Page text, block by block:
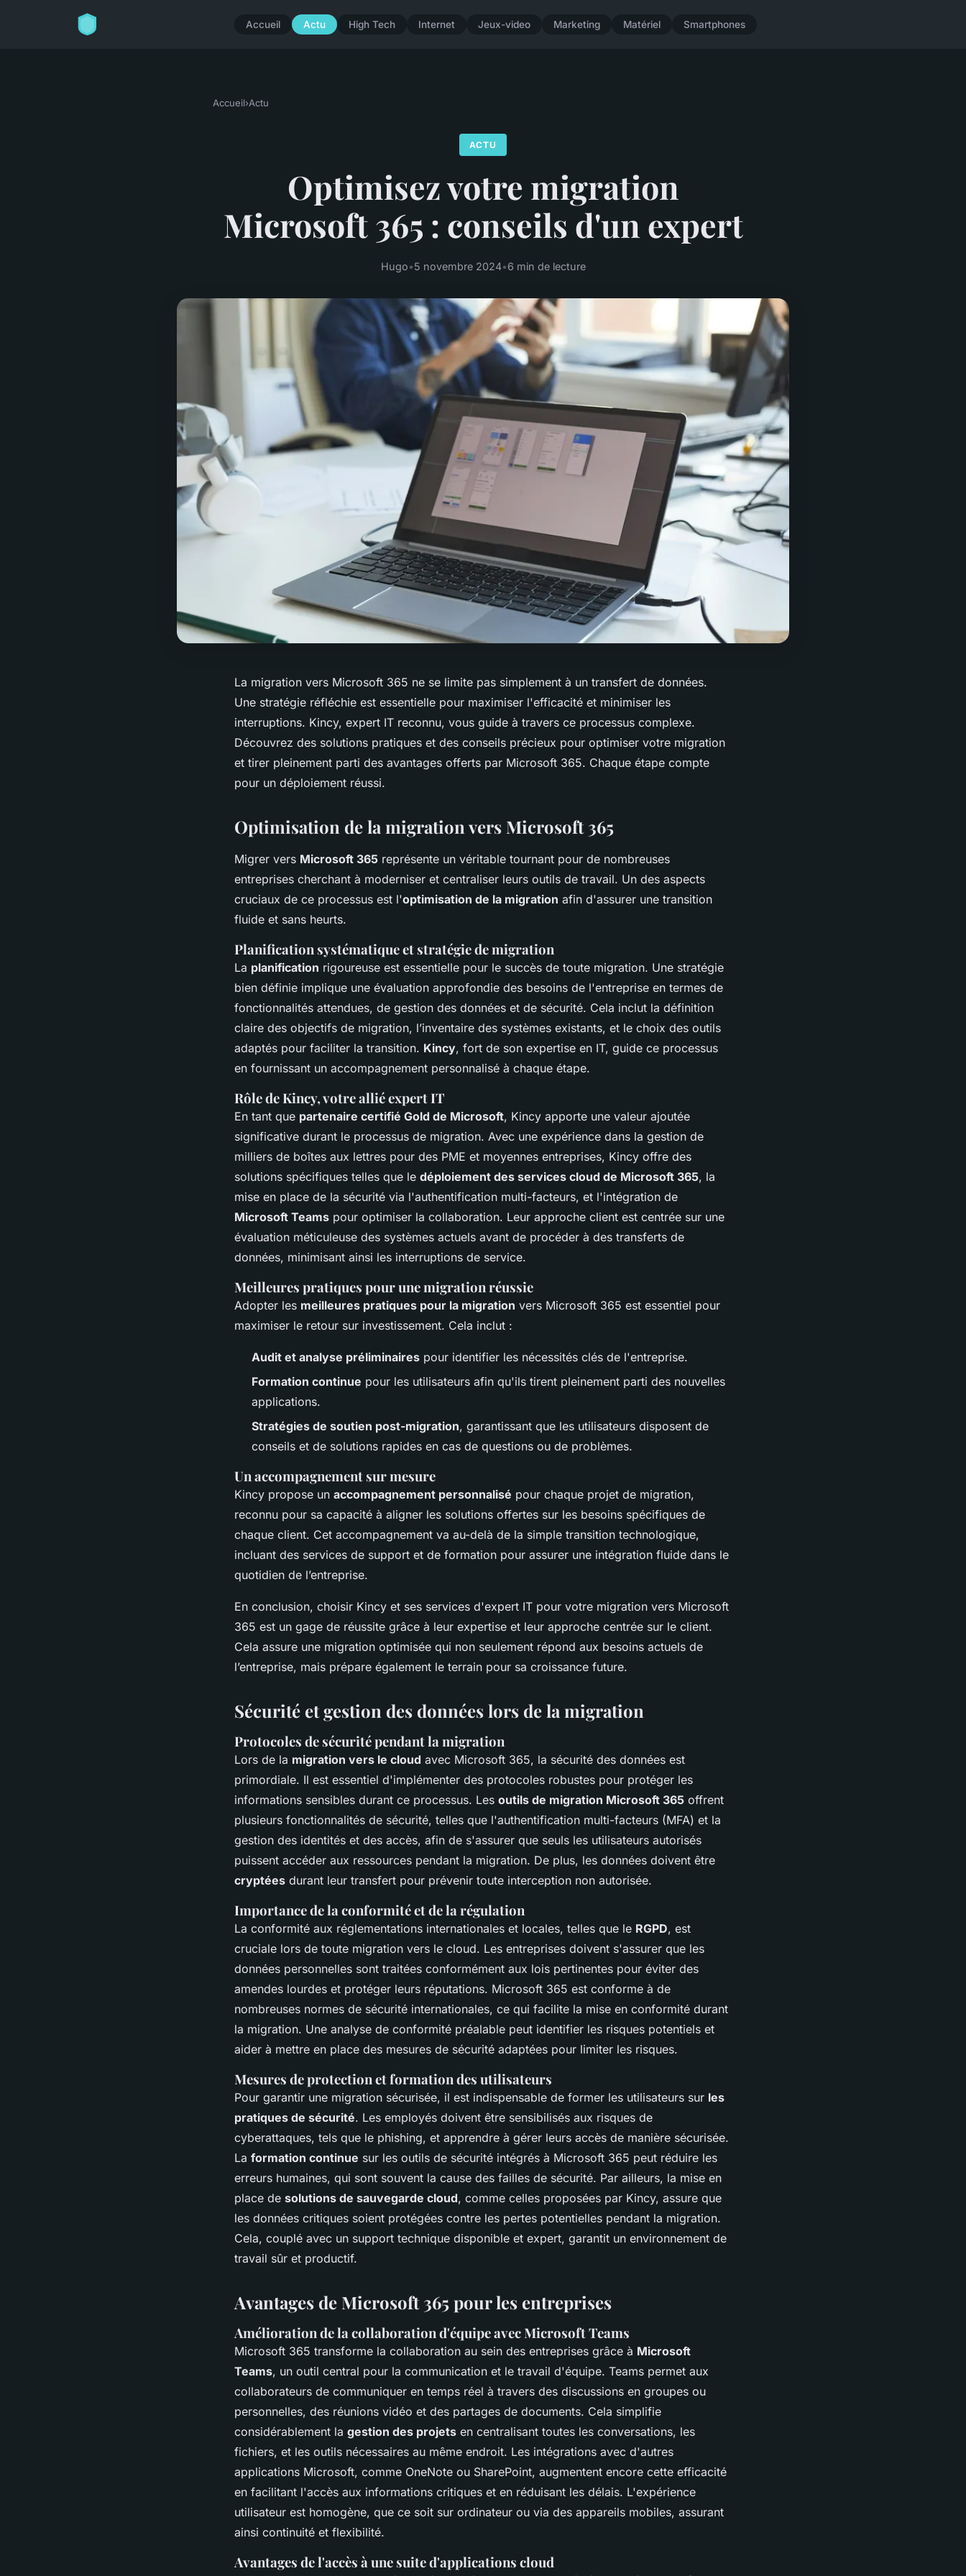
Accueil Actu High Tech Internet Jeux-video Marketing Matériel Smartphones
Accueil›Actu
ACTU
Optimisez votre migration
Microsoft 365 : conseils d'un expert
Hugo•5 novembre 2024•6 min de lecture
La migration vers Microsoft 365 ne se limite pas simplement à un transfert de données.
Une stratégie réfléchie est essentielle pour maximiser l'efficacité et minimiser les
interruptions. Kincy, expert IT reconnu, vous guide à travers ce processus complexe.
Découvrez des solutions pratiques et des conseils précieux pour optimiser votre migration
et tirer pleinement parti des avantages offerts par Microsoft 365. Chaque étape compte
pour un déploiement réussi.
Optimisation de la migration vers Microsoft 365
Migrer vers Microsoft 365 représente un véritable tournant pour de nombreuses
entreprises cherchant à moderniser et centraliser leurs outils de travail. Un des aspects
cruciaux de ce processus est l'optimisation de la migration afin d'assurer une transition
fluide et sans heurts.
Planification systématique et stratégie de migration
La planification rigoureuse est essentielle pour le succès de toute migration. Une stratégie
bien définie implique une évaluation approfondie des besoins de l'entreprise en termes de
fonctionnalités attendues, de gestion des données et de sécurité. Cela inclut la définition
claire des objectifs de migration, l’inventaire des systèmes existants, et le choix des outils
adaptés pour faciliter la transition. Kincy, fort de son expertise en IT, guide ce processus
en fournissant un accompagnement personnalisé à chaque étape.
Rôle de Kincy, votre allié expert IT
En tant que partenaire certifié Gold de Microsoft, Kincy apporte une valeur ajoutée
significative durant le processus de migration. Avec une expérience dans la gestion de
milliers de boîtes aux lettres pour des PME et moyennes entreprises, Kincy offre des
solutions spécifiques telles que le déploiement des services cloud de Microsoft 365, la
mise en place de la sécurité via l'authentification multi-facteurs, et l'intégration de
Microsoft Teams pour optimiser la collaboration. Leur approche client est centrée sur une
évaluation méticuleuse des systèmes actuels avant de procéder à des transferts de
données, minimisant ainsi les interruptions de service.
Meilleures pratiques pour une migration réussie
Adopter les meilleures pratiques pour la migration vers Microsoft 365 est essentiel pour
maximiser le retour sur investissement. Cela inclut :
Audit et analyse préliminaires pour identifier les nécessités clés de l'entreprise.
Formation continue pour les utilisateurs afin qu'ils tirent pleinement parti des nouvelles
applications.
Stratégies de soutien post-migration, garantissant que les utilisateurs disposent de
conseils et de solutions rapides en cas de questions ou de problèmes.
Un accompagnement sur mesure
Kincy propose un accompagnement personnalisé pour chaque projet de migration,
reconnu pour sa capacité à aligner les solutions offertes sur les besoins spécifiques de
chaque client. Cet accompagnement va au-delà de la simple transition technologique,
incluant des services de support et de formation pour assurer une intégration fluide dans le
quotidien de l’entreprise.
En conclusion, choisir Kincy et ses services d'expert IT pour votre migration vers Microsoft
365 est un gage de réussite grâce à leur expertise et leur approche centrée sur le client.
Cela assure une migration optimisée qui non seulement répond aux besoins actuels de
l’entreprise, mais prépare également le terrain pour sa croissance future.
Sécurité et gestion des données lors de la migration
Protocoles de sécurité pendant la migration
Lors de la migration vers le cloud avec Microsoft 365, la sécurité des données est
primordiale. Il est essentiel d'implémenter des protocoles robustes pour protéger les
informations sensibles durant ce processus. Les outils de migration Microsoft 365 offrent
plusieurs fonctionnalités de sécurité, telles que l'authentification multi-facteurs (MFA) et la
gestion des identités et des accès, afin de s'assurer que seuls les utilisateurs autorisés
puissent accéder aux ressources pendant la migration. De plus, les données doivent être
cryptées durant leur transfert pour prévenir toute interception non autorisée.
Importance de la conformité et de la régulation
La conformité aux réglementations internationales et locales, telles que le RGPD, est
cruciale lors de toute migration vers le cloud. Les entreprises doivent s'assurer que les
données personnelles sont traitées conformément aux lois pertinentes pour éviter des
amendes lourdes et protéger leurs réputations. Microsoft 365 est conforme à de
nombreuses normes de sécurité internationales, ce qui facilite la mise en conformité durant
la migration. Une analyse de conformité préalable peut identifier les risques potentiels et
aider à mettre en place des mesures de sécurité adaptées pour limiter les risques.
Mesures de protection et formation des utilisateurs
Pour garantir une migration sécurisée, il est indispensable de former les utilisateurs sur les
pratiques de sécurité. Les employés doivent être sensibilisés aux risques de
cyberattaques, tels que le phishing, et apprendre à gérer leurs accès de manière sécurisée.
La formation continue sur les outils de sécurité intégrés à Microsoft 365 peut réduire les
erreurs humaines, qui sont souvent la cause des failles de sécurité. Par ailleurs, la mise en
place de solutions de sauvegarde cloud, comme celles proposées par Kincy, assure que
les données critiques soient protégées contre les pertes potentielles pendant la migration.
Cela, couplé avec un support technique disponible et expert, garantit un environnement de
travail sûr et productif.
Avantages de Microsoft 365 pour les entreprises
Amélioration de la collaboration d'équipe avec Microsoft Teams
Microsoft 365 transforme la collaboration au sein des entreprises grâce à Microsoft
Teams, un outil central pour la communication et le travail d'équipe. Teams permet aux
collaborateurs de communiquer en temps réel à travers des discussions en groupes ou
personnelles, des réunions vidéo et des partages de documents. Cela simplifie
considérablement la gestion des projets en centralisant toutes les conversations, les
fichiers, et les outils nécessaires au même endroit. Les intégrations avec d'autres
applications Microsoft, comme OneNote ou SharePoint, augmentent encore cette efficacité
en facilitant l'accès aux informations critiques et en réduisant les délais. L'expérience
utilisateur est homogène, que ce soit sur ordinateur ou via des appareils mobiles, assurant
ainsi continuité et flexibilité.
Avantages de l'accès à une suite d'applications cloud